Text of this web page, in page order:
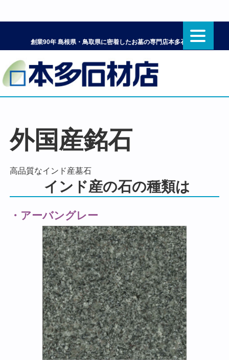
創業90年 島根県・鳥取県に密着したお墓の専門店本多石材店
外国産銘石
高品質なインド産墓石
インド産の石の種類は
・アーバングレー